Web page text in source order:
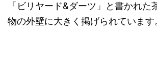
「ビリヤード&ダーツ」と書かれた
物の外壁に大きく掲げられています